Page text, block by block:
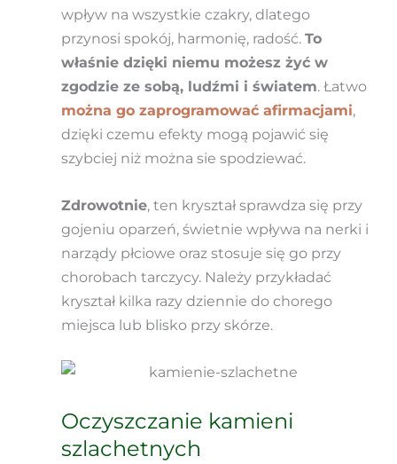
wpływ na wszystkie czakry, dlatego
przynosi spokój, harmonię, radość. To
właśnie dzięki niemu możesz żyć w
zgodzie ze sobą, ludźmi i światem. Łatwo
można go zaprogramować afirmacjami,
dzięki czemu efekty mogą pojawić się
szybciej niż można sie spodziewać.
Zdrowotnie, ten kryształ sprawdza się przy
gojeniu oparzeń, świetnie wpływa na nerki i
narządy płciowe oraz stosuje się go przy
chorobach tarczycy. Należy przykładać
kryształ kilka razy dziennie do chorego
miejsca lub blisko przy skórze.
Oczyszczanie kamieni
szlachetnych